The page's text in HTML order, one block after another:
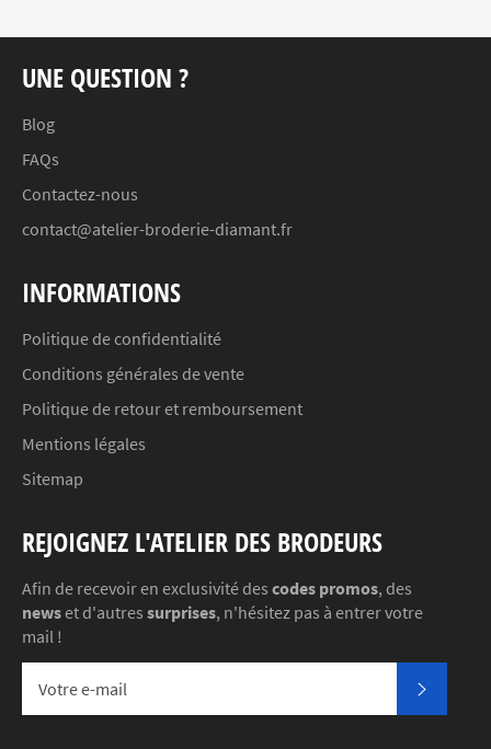
UNE QUESTION ?
Blog
FAQs
Contactez-nous
contact@atelier-broderie-diamant.fr
INFORMATIONS
Politique de confidentialité
Conditions générales de vente
Politique de retour et remboursement
Mentions légales
Sitemap
REJOIGNEZ L'ATELIER DES BRODEURS
Afin de recevoir en exclusivité des codes promos, des
newset d'autres surprises, n'hésitez pas à entrer votre
mail !